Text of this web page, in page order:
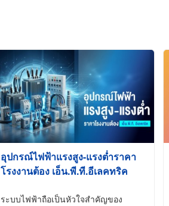
อุปกรณ์ไฟฟ้าแรงสูง-แรงต่ำราคา
โรงงานต้อง เอ็น.พี.ที.อีเลคทริค
ระบบไฟฟ้าถือเป็นหัวใจสำคัญของ